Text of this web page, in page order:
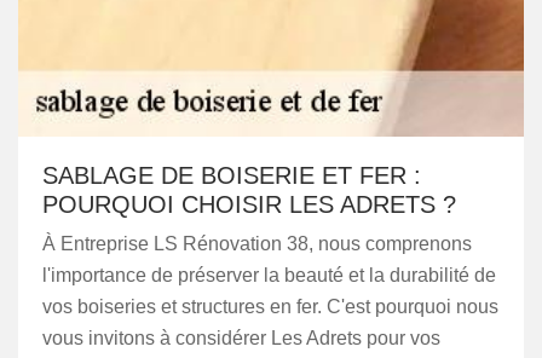
SABLAGE DE BOISERIE ET FER :
POURQUOI CHOISIR LES ADRETS ?
À Entreprise LS Rénovation 38, nous comprenons
l'importance de préserver la beauté et la durabilité de
vos boiseries et structures en fer. C'est pourquoi nous
vous invitons à considérer Les Adrets pour vos